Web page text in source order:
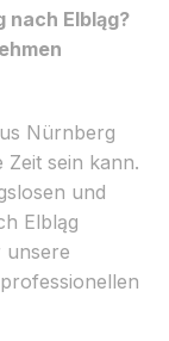
nach Elbląg?
Nürnberg
Zeit sein kann.
und
Elbląg
unsere